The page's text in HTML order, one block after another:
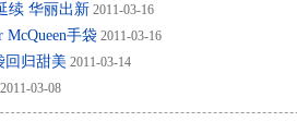
续 华丽出新 2011-03-16
McQueen手袋 2011-03-16
回归甜美 2011-03-14
2011-03-08